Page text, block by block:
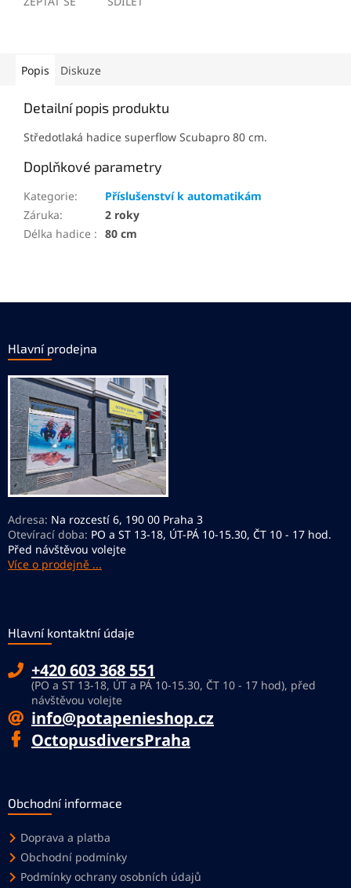
Popis Diskuze
Detailní popis produktu
Středotlaká hadice superflow Scubapro 80 cm.
Doplňkové parametry
Kategorie:
Příslušenství k automatikám
Záruka:
2 roky
Délka hadice : 80 cm
Hlavní prodejna
Adresa: Na rozcestí 6, 190 00 Praha 3
Otevírací doba: PO a ST 13-18, ÚT-PÁ 10-15.30, ČT 10 - 17 hod.
Před návštěvou volejte
Více o prodejně ...
Hlavní kontaktní údaje
+420 603 368 551
(PO a ST 13-18, ÚT a PÁ 10-15.30, ČT 10 - 17 hod), před
návštěvou volejte
info@potapenieshop.cz
OctopusdiversPraha
Obchodní informace
Doprava a platba
Obchodní podmínky
Podmínky ochrany osobních údajů